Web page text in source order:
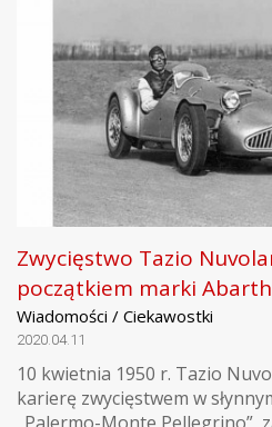
Zwycięstwo Tazio
początkiem marki Abarth
Wiadomości / Ciekawostki
2020.04.11
10 kwietnia 1950 r. Tazio
karierę zwycięstwem w